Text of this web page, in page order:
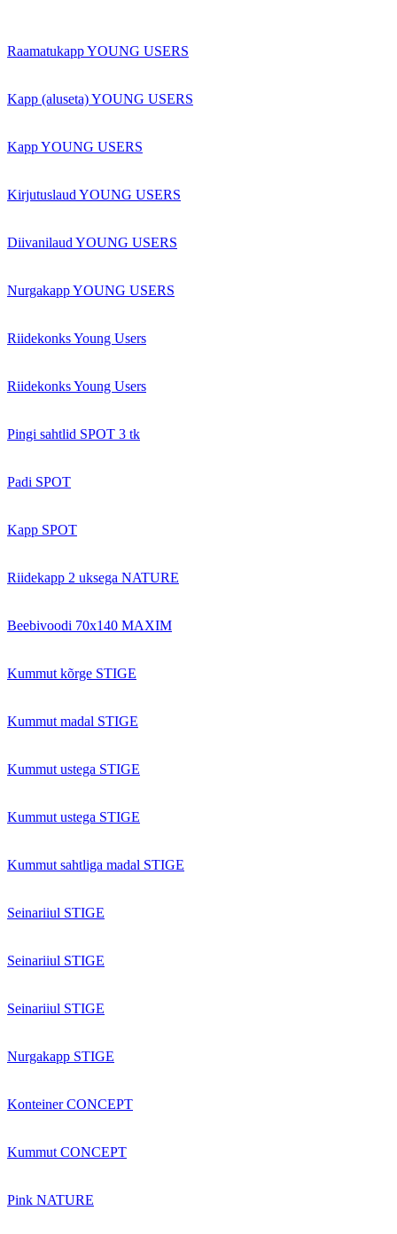
Raamatukapp YOUNG USERS
Kapp (aluseta) YOUNG USERS
Kapp YOUNG USERS
Kirjutuslaud YOUNG USERS
Diivanilaud YOUNG USERS
Nurgakapp YOUNG USERS
Riidekonks Young Users
Riidekonks Young Users
Pingi sahtlid SPOT 3 tk
Padi SPOT
Kapp SPOT
Riidekapp 2 uksega NATURE
Beebivoodi 70x140 MAXIM
Kummut kõrge STIGE
Kummut madal STIGE
Kummut ustega STIGE
Kummut ustega STIGE
Kummut sahtliga madal STIGE
Seinariiul STIGE
Seinariiul STIGE
Seinariiul STIGE
Nurgakapp STIGE
Konteiner CONCEPT
Kummut CONCEPT
Pink NATURE